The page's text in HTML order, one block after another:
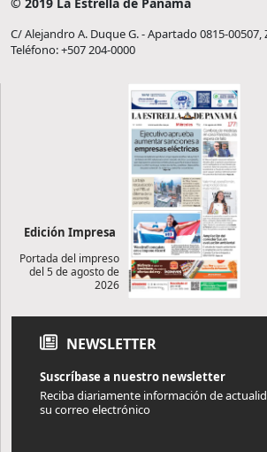
C/ Alejandro A. Duque G. - Apartado 0815-00507,
Teléfono: +507 204-0000
Edición Impresa
Portada del impreso
del 5 de agosto de
2026
NEWSLETTER
Suscríbase a nuestro newsletter
Reciba diariamente información de
su correo electrónico